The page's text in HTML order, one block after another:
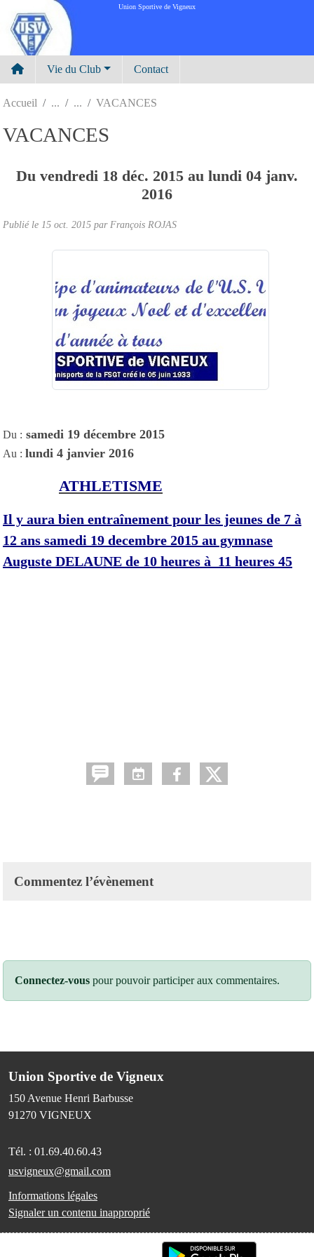
Union Sportive de Vigneux
Vie du Club Contact
Accueil VACANCES
VACANCES
Du vendredi 18 déc. 2015 au lundi 04 janv.
2016
Publié le 15 oct. 2015 par François ROJAS
Du : samedi 19 décembre 2015
Au : lundi 4 janvier 2016
ATHLETISME
Il y aura bien entraînement pour les jeunes de 7 à
12 ans samedi 19 decembre 2015 au gymnase
Auguste DELAUNE de 10 heures à 11 heures 45
Commentez l’évènement
Connectez-vous pour pouvoir participer aux commentaires.
Union Sportive de Vigneux
150 Avenue Henri Barbusse
91270 VIGNEUX
Tél. : 01.69.40.60.43
usvigneux@gmail.com
Informations légales
Signaler un contenu inapproprié
Panneau de gestion des cookies